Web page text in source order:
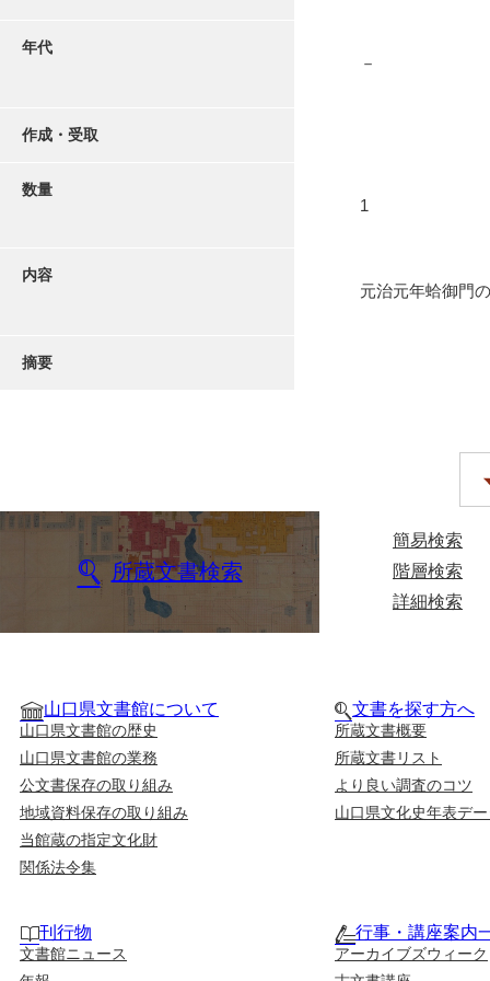
年代
－
作成・受取
数量
1
内容
元治元年蛤御門
摘要
所蔵文書検索
簡易検索
階層検索
詳細検索
山口県文書館について
山口県文書館の歴史
山口県文書館の業務
公文書保存の取り組み
地域資料保存の取り組み
当館蔵の指定文化財
関係法令集
文書を探す方へ
所蔵文書概要
所蔵文書リスト
より良い調査のコツ
山口県文化史年表デ
刊行物
文書館ニュース
行事・講座案内
アーカイブズウィーク